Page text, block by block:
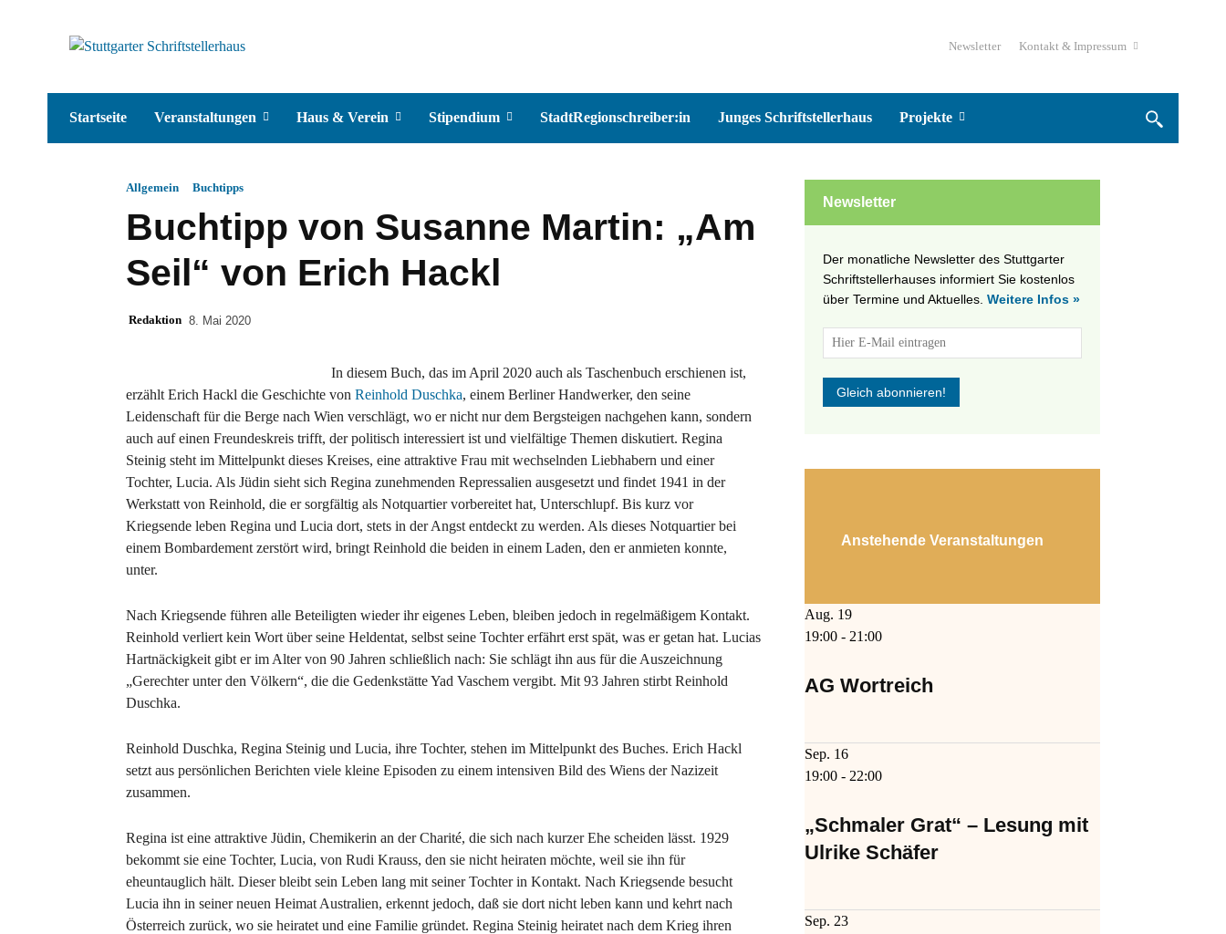
Newsletter Kontakt & Impressum
Startseite Veranstaltungen Haus & Verein Stipendium StadtRegionschreiber:in Junges Schriftstellerhaus Projekte
Allgemein Buchtipps
Buchtipp von Susanne Martin: „Am
Seil“ von Erich Hackl
Redaktion 8. Mai 2020
In diesem Buch, das im April 2020 auch als Taschenbuch erschienen ist,
erzählt Erich Hackl die Geschichte von Reinhold Duschka, einem Berliner Handwerker, den seine
Leidenschaft für die Berge nach Wien verschlägt, wo er nicht nur dem Bergsteigen nachgehen kann, sondern
auch auf einen Freundeskreis trifft, der politisch interessiert ist und vielfältige Themen diskutiert. Regina
Steinig steht im Mittelpunkt dieses Kreises, eine attraktive Frau mit wechselnden Liebhabern und einer
Tochter, Lucia. Als Jüdin sieht sich Regina zunehmenden Repressalien ausgesetzt und findet 1941 in der
Werkstatt von Reinhold, die er sorgfältig als Notquartier vorbereitet hat, Unterschlupf. Bis kurz vor
Kriegsende leben Regina und Lucia dort, stets in der Angst entdeckt zu werden. Als dieses Notquartier bei
einem Bombardement zerstört wird, bringt Reinhold die beiden in einem Laden, den er anmieten konnte,
unter.
Nach Kriegsende führen alle Beteiligten wieder ihr eigenes Leben, bleiben jedoch in regelmäßigem Kontakt.
Reinhold verliert kein Wort über seine Heldentat, selbst seine Tochter erfährt erst spät, was er getan hat. Lucias
Hartnäckigkeit gibt er im Alter von 90 Jahren schließlich nach: Sie schlägt ihn aus für die Auszeichnung
„Gerechter unter den Völkern“, die die Gedenkstätte Yad Vaschem vergibt. Mit 93 Jahren stirbt Reinhold
Duschka.
Reinhold Duschka, Regina Steinig und Lucia, ihre Tochter, stehen im Mittelpunkt des Buches. Erich Hackl
setzt aus persönlichen Berichten viele kleine Episoden zu einem intensiven Bild des Wiens der Nazizeit
zusammen.
Regina ist eine attraktive Jüdin, Chemikerin an der Charité, die sich nach kurzer Ehe scheiden lässt. 1929
bekommt sie eine Tochter, Lucia, von Rudi Krauss, den sie nicht heiraten möchte, weil sie ihn für
eheuntauglich hält. Dieser bleibt sein Leben lang mit seiner Tochter in Kontakt. Nach Kriegsende besucht
Lucia ihn in seiner neuen Heimat Australien, erkennt jedoch, daß sie dort nicht leben kann und kehrt nach
Österreich zurück, wo sie heiratet und eine Familie gründet. Regina Steinig heiratet nach dem Krieg ihren
Newsletter
Der monatliche Newsletter des Stuttgarter
Schriftstellerhauses informiert Sie kostenlos
über Termine und Aktuelles. Weitere Infos »
Anstehende Veranstaltungen
Aug. 19
19:00 - 21:00
AG Wortreich
Sep. 16
19:00 - 22:00
„Schmaler Grat“ – Lesung mit
Ulrike Schäfer
Sep. 23